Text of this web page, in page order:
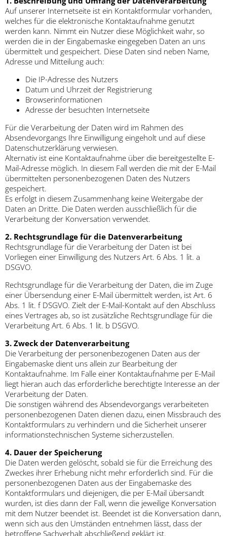
Auf unserer Internetseite ist ein Kontaktformular vorhanden,
welches für die elektronische Kontaktaufnahme genutzt
werden kann. Nimmt ein Nutzer diese Möglichkeit wahr, so
werden die in der Eingabemaske eingegeben Daten an uns
übermittelt und gespeichert. Diese Daten sind neben Name,
Adresse und Mitteilung auch:
Die IP-Adresse des Nutzers
Datum und Uhrzeit der Registrierung
Browserinformationen
Adresse der besuchten Internetseite
Für die Verarbeitung der Daten wird im Rahmen des
Absendevorgangs Ihre Einwilligung eingeholt und auf diese
Datenschutzerklärung verwiesen.
Alternativ ist eine Kontaktaufnahme über die bereitgestellte E-
Mail-Adresse möglich. In diesem Fall werden die mit der E-Mail
übermittelten personenbezogenen Daten des Nutzers
gespeichert.
Es erfolgt in diesem Zusammenhang keine Weitergabe der
Daten an Dritte. Die Daten werden ausschließlich für die
Verarbeitung der Konversation verwendet.
2. Rechtsgrundlage für die Datenverarbeitung
Rechtsgrundlage für die Verarbeitung der Daten ist bei
Vorliegen einer Einwilligung des Nutzers Art. 6 Abs. 1 lit. a
DSGVO.
Rechtsgrundlage für die Verarbeitung der Daten, die im Zuge
einer Übersendung einer E-Mail übermittelt werden, ist Art. 6
Abs. 1 lit. f DSGVO. Zielt der E-Mail-Kontakt auf den Abschluss
eines Vertrages ab, so ist zusätzliche Rechtsgrundlage für die
Verarbeitung Art. 6 Abs. 1 lit. b DSGVO.
3. Zweck der Datenverarbeitung
Die Verarbeitung der personenbezogenen Daten aus der
Eingabemaske dient uns allein zur Bearbeitung der
Kontaktaufnahme. Im Falle einer Kontaktaufnahme per E-Mail
liegt hieran auch das erforderliche berechtigte Interesse an der
Verarbeitung der Daten.
Die sonstigen während des Absendevorgangs verarbeiteten
personenbezogenen Daten dienen dazu, einen Missbrauch des
Kontaktformulars zu verhindern und die Sicherheit unserer
informationstechnischen Systeme sicherzustellen.
4. Dauer der Speicherung
Die Daten werden gelöscht, sobald sie für die Erreichung des
Zweckes ihrer Erhebung nicht mehr erforderlich sind. Für die
personenbezogenen Daten aus der Eingabemaske des
Kontaktformulars und diejenigen, die per E-Mail übersandt
wurden, ist dies dann der Fall, wenn die jeweilige Konversation
mit dem Nutzer beendet ist. Beendet ist die Konversation dann,
wenn sich aus den Umständen entnehmen lässt, dass der
betroffene Sachverhalt abschließend geklärt ist.